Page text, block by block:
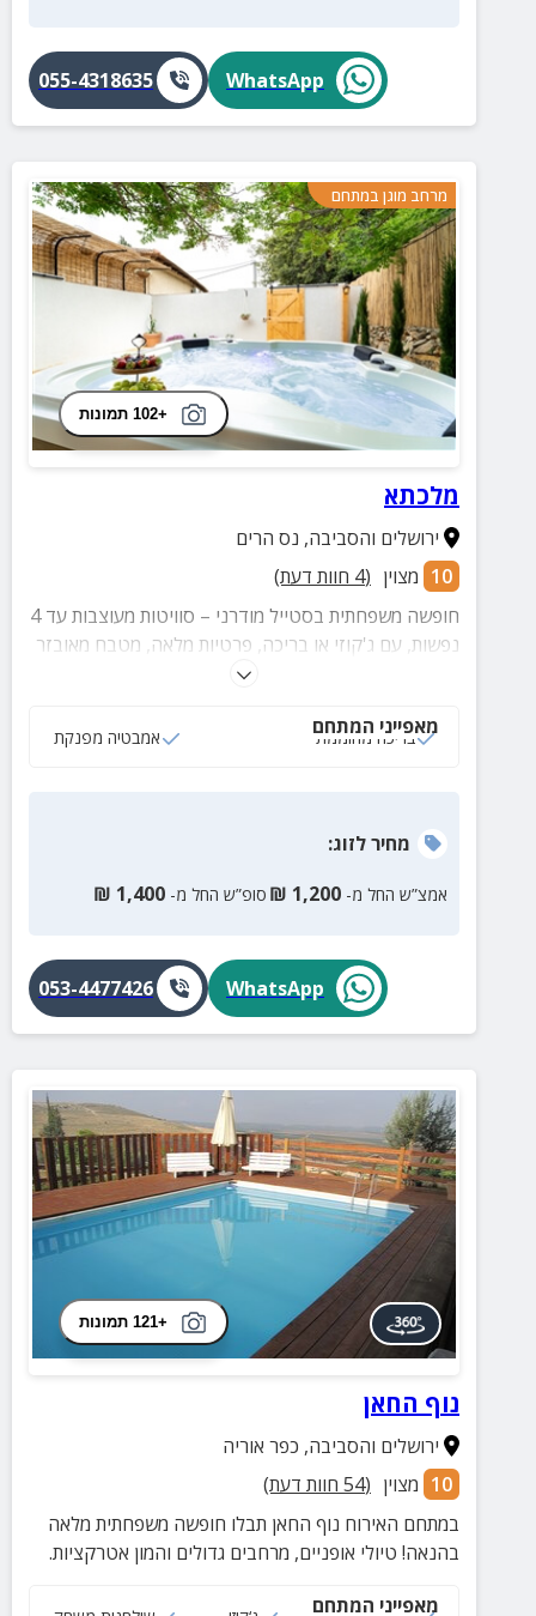
WhatsApp
055-4318635
מרחב מוגן במתחם
+102 תמונות
מלכתא
ירושלים והסביבה, נס הרים
10 מצוין (
4 חוות דעת)
חופשה משפחתית בסטייל מודרני – סוויטות מעוצבות עד 4
נפשות, עם ג'קוזי או בריכה, פרטיות מלאה, מטבח מאובזר
ונוף פתוח להרי ירושלים. מושלם למשפחות
מאפייני המתחם
בריכה מחוממת אמבטיה מפנקת
מחירלזוג:
אמצ”ש החל מ- 1,200
₪ סופ”ש החל מ- 1,400
₪
WhatsApp
053-4477426
+121 תמונות
נוף החאן
ירושלים והסביבה, כפר אוריה
10 מצוין (
54 חוות דעת)
במתחם האירוח נוף החאן תבלו חופשה משפחתית מלאה
בהנאה! טיולי אופניים, מרחבים גדולים והמון אטרקציות.
מאפייני המתחם